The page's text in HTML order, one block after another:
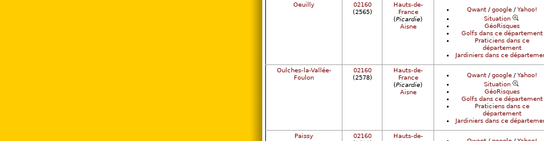
Oeuilly
02160
(2565)
Hauts-de-
France
(Picardie)
Aisne
Qwant/google/Yahoo!
Situation
GéoRisques
Golfs dans ce département
Praticiens dans ce
département
Jardiniers dans ce
Oulches-la-Vallée-
Foulon
02160
(2578)
Hauts-de-
France
(Picardie)
Aisne
Qwant/google/Yahoo!
Situation
GéoRisques
Golfs dans ce département
Praticiens dans ce
département
Jardiniers dans ce
Paissy
02160
Hauts-de-